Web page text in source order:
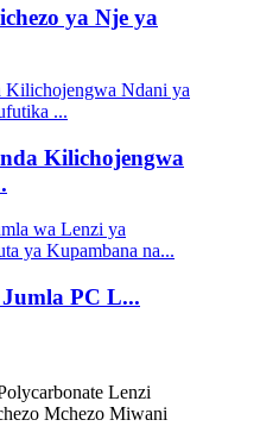
ya Nje ya
Kilichojengwa
PC L...